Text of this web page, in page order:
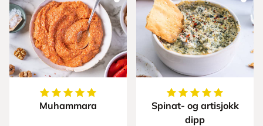
5av5stjerner
Muhammara
5av5stjerner
Spinat- og artisjokk
dipp